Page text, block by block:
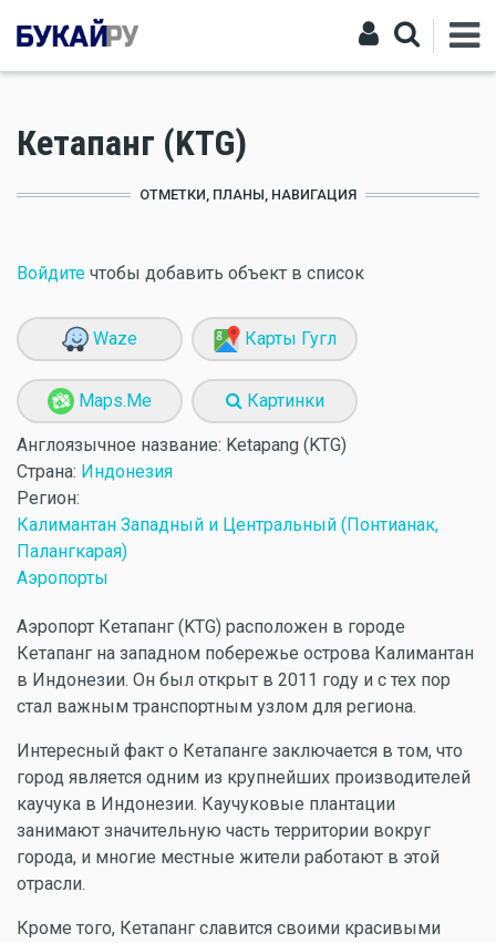
Кетапанг (KTG)
ОТМЕТКИ, ПЛАНЫ, НАВИГАЦИЯ
Войдите чтобы добавить объект в список
Waze Карты Гугл
Maps.Me Картинки
Англоязычное название: Ketapang (KTG)
Страна: Индонезия
Регион:
Калимантан Западный и Центральный (Понтианак,
Палангкарая)
Аэропорты
Аэропорт Кетапанг (KTG) расположен в городе
Кетапанг на западном побережье острова Калимантан
в Индонезии. Он был открыт в 2011 году и с тех пор
стал важным транспортным узлом для региона.
Интересный факт о Кетапанге заключается в том, что
город является одним из крупнейших производителей
каучука в Индонезии. Каучуковые плантации
занимают значительную часть территории вокруг
города, и многие местные жители работают в этой
отрасли.
Кроме того, Кетапанг славится своими красивыми